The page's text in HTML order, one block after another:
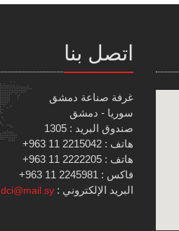
اتصل بنا
غرفة صناعة دمشق
سوريا - دمشق
صندوق البريد : 1305
هاتف : 2215042 11 963+
هاتف : 2222205 11 963+
فاكس : 2245981 11 963+
البريد الإلكتروني : dci@mail.sy